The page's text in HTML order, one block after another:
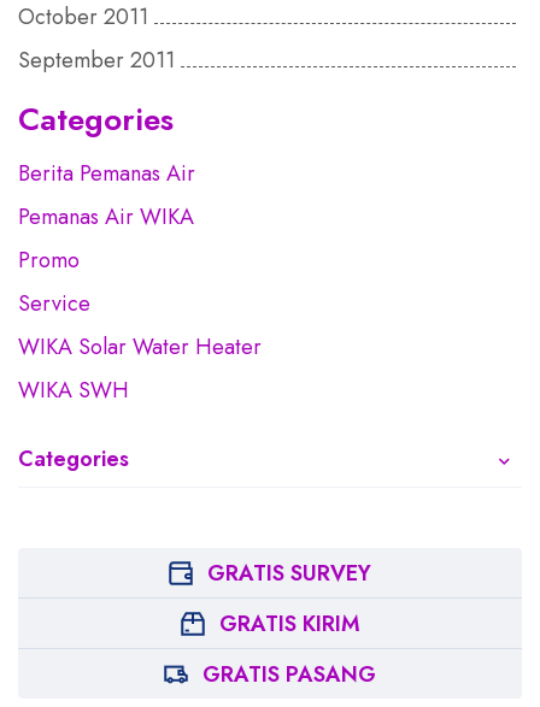
October 2011
September 2011
Categories
Berita Pemanas Air
Pemanas Air WIKA
Promo
Service
WIKA Solar Water Heater
WIKA SWH
Categories
GRATIS SURVEY
GRATIS KIRIM
GRATIS PASANG